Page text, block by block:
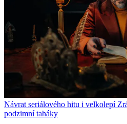
Návrat seriálového hitu i velkolepí
podzimní taháky